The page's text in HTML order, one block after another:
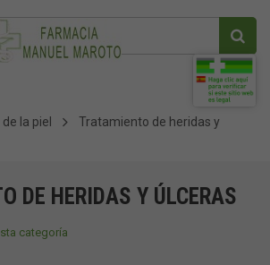
la piel
Tratamiento de heridas y
DE HERIDAS Y ÚLCERAS
categoría